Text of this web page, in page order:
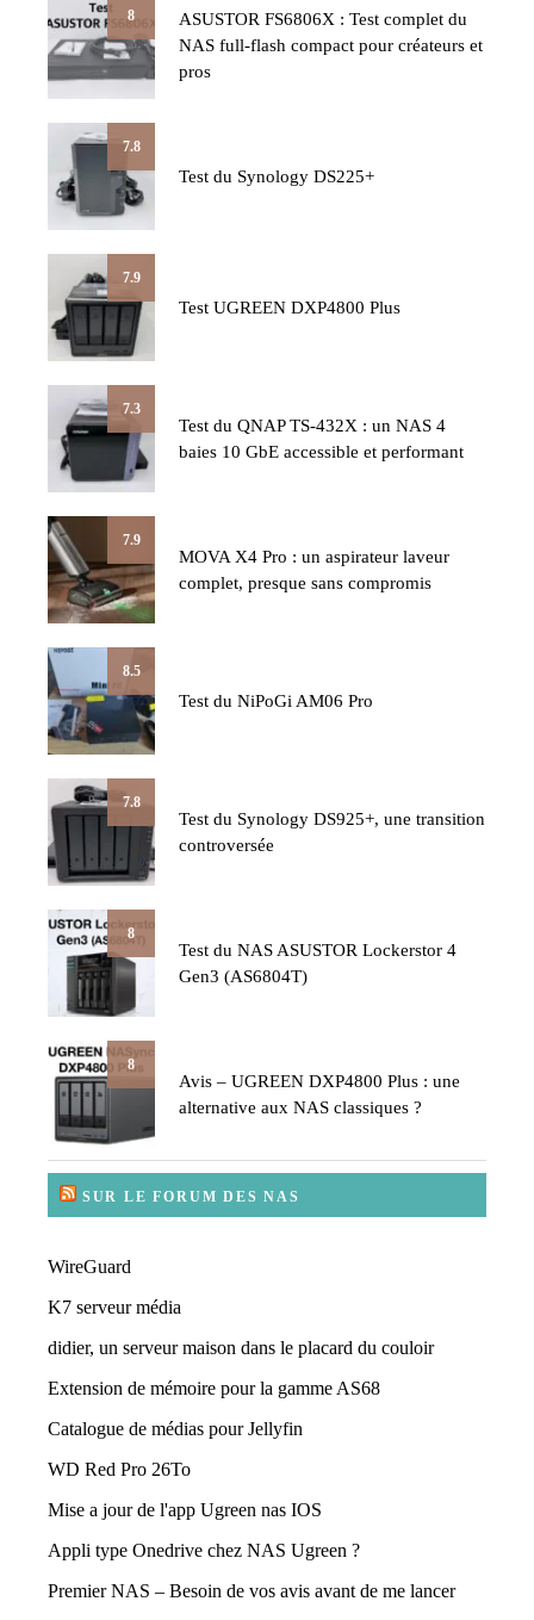
8
ASUSTOR FS6806X : Test complet du
NAS full-flash compact pour créateurs et
pros
7.8
Test du Synology DS225+
7.9
Test UGREEN DXP4800 Plus
7.3
Test du QNAP TS-432X : un NAS 4
baies 10 GbE accessible et performant
7.9
MOVA X4 Pro : un aspirateur laveur
complet, presque sans compromis
8.5
Test du NiPoGi AM06 Pro
7.8
Test du Synology DS925+, une transition
controversée
8
Test du NAS ASUSTOR Lockerstor 4
Gen3 (AS6804T)
8
Avis – UGREEN DXP4800 Plus : une
alternative aux NAS classiques ?
SUR LE FORUM DES NAS
WireGuard
K7 serveur média
didier, un serveur maison dans le placard du couloir
Extension de mémoire pour la gamme AS68
Catalogue de médias pour Jellyfin
WD Red Pro 26To
Mise a jour de l'app Ugreen nas IOS
Appli type Onedrive chez NAS Ugreen ?
Premier NAS – Besoin de vos avis avant de me lancer